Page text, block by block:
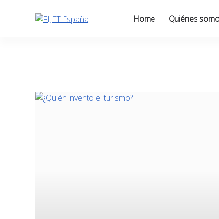
Home Quiénes